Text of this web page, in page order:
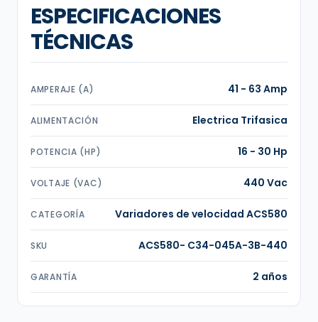
ESPECIFICACIONES
TÉCNICAS
AMPERAJE (A) 41 - 63 Amp
ALIMENTACIÓN Electrica Trifasica
POTENCIA (HP) 16 - 30 Hp
VOLTAJE (VAC) 440 Vac
CATEGORÍA Variadores de velocidad ACS580
SKU ACS580- C34-045A-3B-440
GARANTÍA 2 años